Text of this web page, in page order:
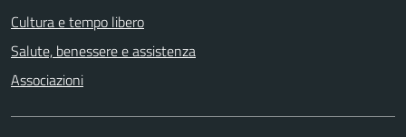
Cultura e tempo libero
Salute, benessere e assistenza
Associazioni